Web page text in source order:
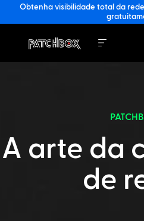
Obtenha visibilidade total da
A arte da
de